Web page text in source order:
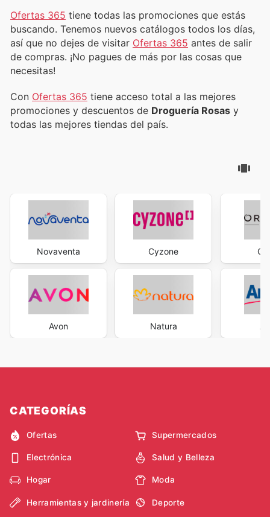
Ofertas 365 tiene todas las promociones que estás
buscando. Tenemos nuevos catálogos todos los días,
así que no dejes de visitar Ofertas 365 antes de salir
de compras. ¡No pagues de más por las cosas que
necesitas!
Con Ofertas 365 tiene acceso total a las mejores
promociones y descuentos de Droguería Rosas y
todas las mejores tiendas del país.
Novaventa
Avon
Cyzone
Natura
CATEGORÍAS
Ofertas Supermercados
Electrónica Salud y Belleza
Hogar Moda
Herramientas y jardinería Deporte